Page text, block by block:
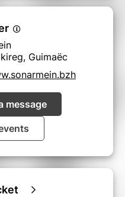
Guimaëc
message